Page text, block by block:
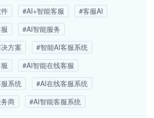
#AI+智能客服
#客服AI
#AI智能服务
方案
#智能AI客服系统
#AI智能在线客服
系统
#AI在线客服系统
商
#AI智能客服系统